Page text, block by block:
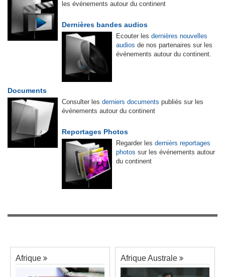
les événements autour du continent
Dernières bandes audios
Ecouter les dernières nouvelles
audios de nos partenaires sur les
événements autour du continent.
Documents
Consulter les derniers documents publiés sur les
événements autour du continent
Reportages Photos
Regarder les dernièrs reportages
photos sur les événements autour
du continent
Afrique Afrique Australe